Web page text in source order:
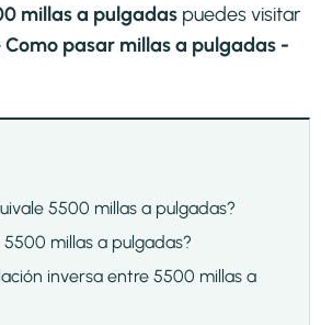
millas a pulgadas puedes visitar
Como pasar millas a pulgadas -
5500 millas a pulgadas?
millas a pulgadas?
inversa entre 5500 millas a